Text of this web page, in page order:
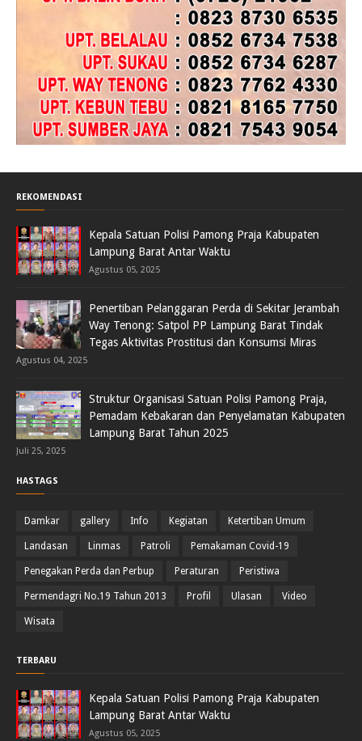
REKOMENDASI
Kepala Satuan Polisi Pamong Praja Kabupaten
Lampung Barat Antar Waktu
Agustus 05, 2025
Penertiban Pelanggaran Perda di Sekitar Jerambah
Way Tenong: Satpol PP Lampung Barat Tindak
Tegas Aktivitas Prostitusi dan Konsumsi Miras
Agustus 04, 2025
Struktur Organisasi Satuan Polisi Pamong Praja,
Pemadam Kebakaran dan Penyelamatan Kabupaten
Lampung Barat Tahun 2025
Juli 25, 2025
HASTAGS
Damkar gallery Info Kegiatan Ketertiban Umum
Landasan Linmas Patroli Pemakaman Covid-19
Penegakan Perda dan Perbup Peraturan Peristiwa
Permendagri No.19 Tahun 2013 Profil Ulasan Video
Wisata
TERBARU
Kepala Satuan Polisi Pamong Praja Kabupaten
Lampung Barat Antar Waktu
Agustus 05, 2025